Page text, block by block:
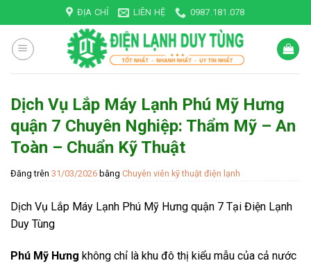
to
content
ĐỊA CHỈ LIÊN HỆ 0987.181.078
Dịch Vụ Lắp Máy Lạnh Phú Mỹ Hưng
quận 7 Chuyên Nghiệp: Thẩm Mỹ – An
Toàn – Chuẩn Kỹ Thuật
Đăng trên 31/03/2026 bằng Chuyên viên kỹ thuật điện lạnh
Dịch Vụ Lắp Máy Lạnh Phú Mỹ Hưng quận 7 Tại Điện Lạnh
Duy Tùng
Phú Mỹ Hưng không chỉ là khu đô thị kiểu mẫu của cả nước